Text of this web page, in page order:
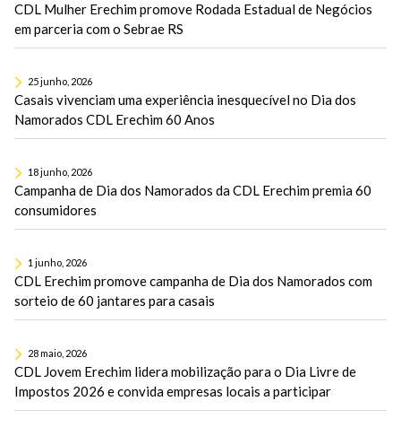
CDL Mulher Erechim promove Rodada Estadual de Negócios
em parceria com o Sebrae RS
25 junho, 2026
Casais vivenciam uma experiência inesquecível no Dia dos
Namorados CDL Erechim 60 Anos
18 junho, 2026
Campanha de Dia dos Namorados da CDL Erechim premia 60
consumidores
1 junho, 2026
CDL Erechim promove campanha de Dia dos Namorados com
sorteio de 60 jantares para casais
28 maio, 2026
CDL Jovem Erechim lidera mobilização para o Dia Livre de
Impostos 2026 e convida empresas locais a participar